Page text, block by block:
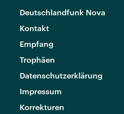
Deutschlandfunk Nova
Kontakt
Empfang
Trophäen
Datenschutzerklärung
Impressum
Korrekturen